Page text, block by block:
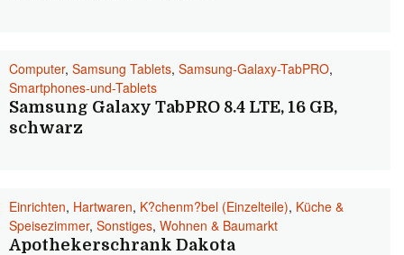
Computer, Samsung Tablets, Samsung-Galaxy-TabPRO,
Smartphones-und-Tablets
Samsung Galaxy TabPRO 8.4 LTE, 16 GB,
schwarz
Einrichten, Hartwaren, K?chenm?bel (Einzelteile), Küche &
Speisezimmer, Sonstiges, Wohnen & Baumarkt
Apothekerschrank Dakota